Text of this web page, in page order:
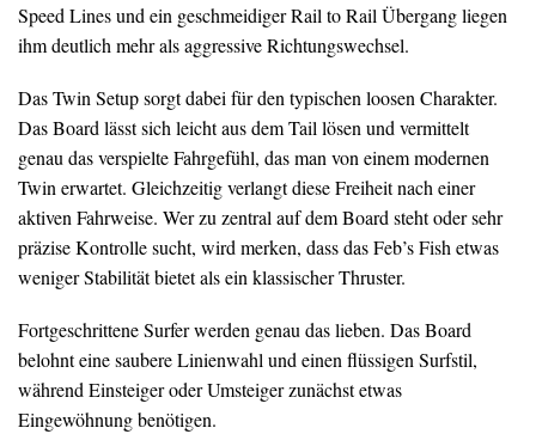
Speed Lines und ein geschmeidiger Rail to Rail Übergang liegen
ihm deutlich mehr als aggressive Richtungswechsel.
Das Twin Setup sorgt dabei für den typischen loosen Charakter.
Das Board lässt sich leicht aus dem Tail lösen und vermittelt
genau das verspielte Fahrgefühl, das man von einem modernen
Twin erwartet. Gleichzeitig verlangt diese Freiheit nach einer
aktiven Fahrweise. Wer zu zentral auf dem Board steht oder sehr
präzise Kontrolle sucht, wird merken, dass das Feb’s Fish etwas
weniger Stabilität bietet als ein klassischer Thruster.
Fortgeschrittene Surfer werden genau das lieben. Das Board
belohnt eine saubere Linienwahl und einen flüssigen Surfstil,
während Einsteiger oder Umsteiger zunächst etwas
Eingewöhnung benötigen.